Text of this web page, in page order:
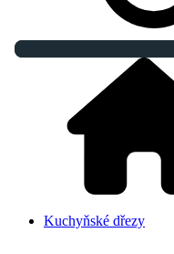
Kuchyňské dřezy